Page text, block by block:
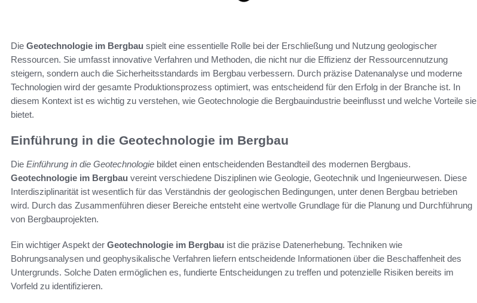
Die Geotechnologie im Bergbau spielt eine essentielle Rolle bei der Erschließung und Nutzung geologischer
Ressourcen. Sie umfasst innovative Verfahren und Methoden, die nicht nur die Effizienz der Ressourcennutzung
steigern, sondern auch die Sicherheitsstandards im Bergbau verbessern. Durch präzise Datenanalyse und moderne
Technologien wird der gesamte Produktionsprozess optimiert, was entscheidend für den Erfolg in der Branche ist. In
diesem Kontext ist es wichtig zu verstehen, wie Geotechnologie die Bergbauindustrie beeinflusst und welche Vorteile sie
bietet.
Einführung in die Geotechnologie im Bergbau
Die Einführung in die Geotechnologie bildet einen entscheidenden Bestandteil des modernen Bergbaus.
Geotechnologie im Bergbau vereint verschiedene Disziplinen wie Geologie, Geotechnik und Ingenieurwesen. Diese
Interdisziplinarität ist wesentlich für das Verständnis der geologischen Bedingungen, unter denen Bergbau betrieben
wird. Durch das Zusammenführen dieser Bereiche entsteht eine wertvolle Grundlage für die Planung und Durchführung
von Bergbauprojekten.
Ein wichtiger Aspekt der Geotechnologie im Bergbau ist die präzise Datenerhebung. Techniken wie
Bohrungsanalysen und geophysikalische Verfahren liefern entscheidende Informationen über die Beschaffenheit des
Untergrunds. Solche Daten ermöglichen es, fundierte Entscheidungen zu treffen und potenzielle Risiken bereits im
Vorfeld zu identifizieren.